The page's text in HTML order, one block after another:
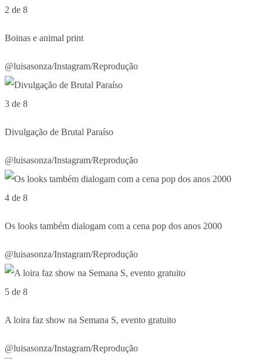
2 de 8
Boinas e animal print
@luisasonza/Instagram/Reprodução
3 de 8
Divulgação de Brutal Paraíso
@luisasonza/Instagram/Reprodução
4 de 8
Os looks também dialogam com a cena pop dos anos 2000
@luisasonza/Instagram/Reprodução
5 de 8
A loira faz show na Semana S, evento gratuito
@luisasonza/Instagram/Reprodução